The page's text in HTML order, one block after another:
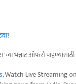
!
भन्नाट ऑफर्स पाहण्यासाठी
, Watch Live Streaming